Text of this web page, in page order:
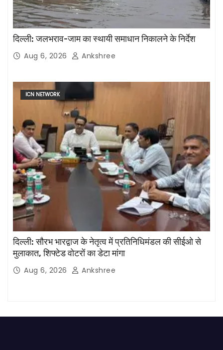
दिल्ली: जलभराव-जाम का स्थायी समाधान निकालने के निर्देश
Aug 6, 2026 Ankshree
ICN NETWORK
दिल्ली: सौरभ भारद्वाज के नेतृत्व में प्रतिनिधिमंडल की सीईओ से
मुलाकात, शिफ्टेड वोटरों का डेटा मांगा
Aug 6, 2026 Ankshree